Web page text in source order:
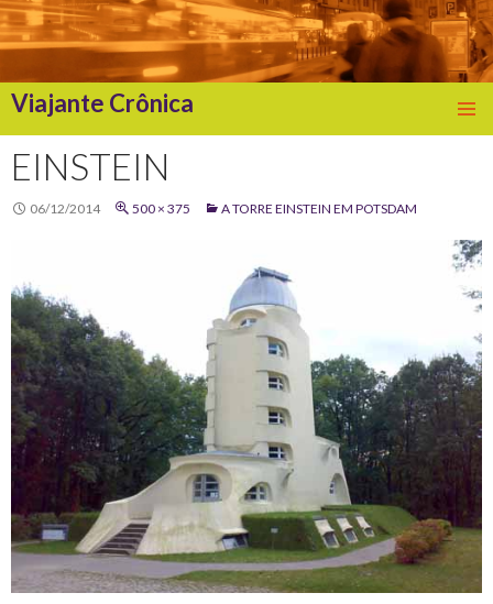
Viajante Crônica
TO
CONTENT
EINSTEIN
06/12/2014 500 × 375 A TORRE EINSTEIN EM POTSDAM